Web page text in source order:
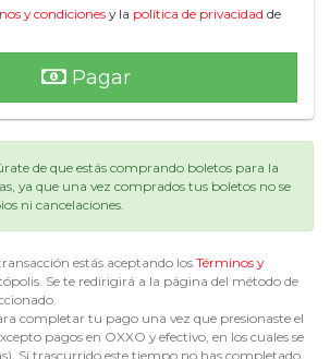
y condiciones y la política de privacidad de
Pagar
de que estás comprando boletos para la
ya que una vez comprados tus boletos no se
ni cancelaciones.
estás aceptando los Términos y
Se te redirigirá a la página del método de
completar tu pago una vez que presionaste el
pagos en OXXO y efectivo, en los cuales se
Si trascurrido este tiempo no has completado